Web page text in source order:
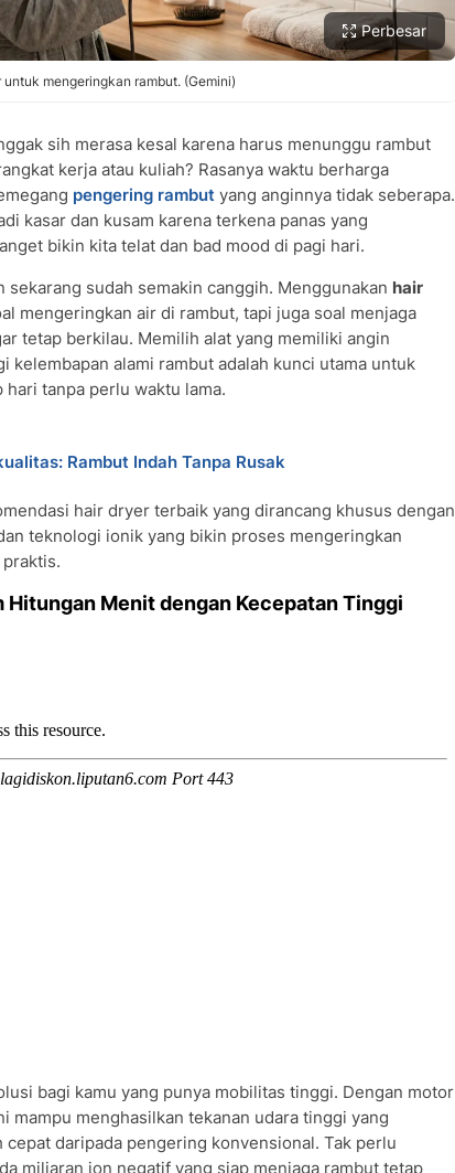
Perbesar
mengeringkan rambut. (Gemini)
sih merasa kesal karena harus menunggu rambut
kerja atau kuliah? Rasanya waktu berharga
pengering rambut yang anginnya tidak seberapa.
kasar dan kusam karena terkena panas yang
bikin kita telat dan bad mood di pagi hari.
sudah semakin canggih. Menggunakan hair
mengeringkan air di rambut, tapi juga soal menjaga
tetap berkilau. Memilih alat yang memiliki angin
kelembapan alami rambut adalah kunci utama untuk
tanpa perlu waktu lama.
Rambut Indah Tanpa Rusak
hair dryer terbaik yang dirancang khusus dengan
teknologi ionik yang bikin proses mengeringkan
Hitungan Menit dengan Kecepatan Tinggi
bagi kamu yang punya mobilitas tinggi. Dengan motor
mampu menghasilkan tekanan udara tinggi yang
daripada pengering konvensional. Tak perlu
miliaran ion negatif yang siap menjaga rambut tetap